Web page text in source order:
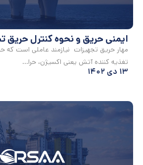
ایمنی حریق و نحوه کنترل حریق
مهار حریق تجهیزات نیازمند عاملی است که
تغذیه کننده آتش یعنی اکسیژن، حرا...
۱۳ دی ۱۴۰۲